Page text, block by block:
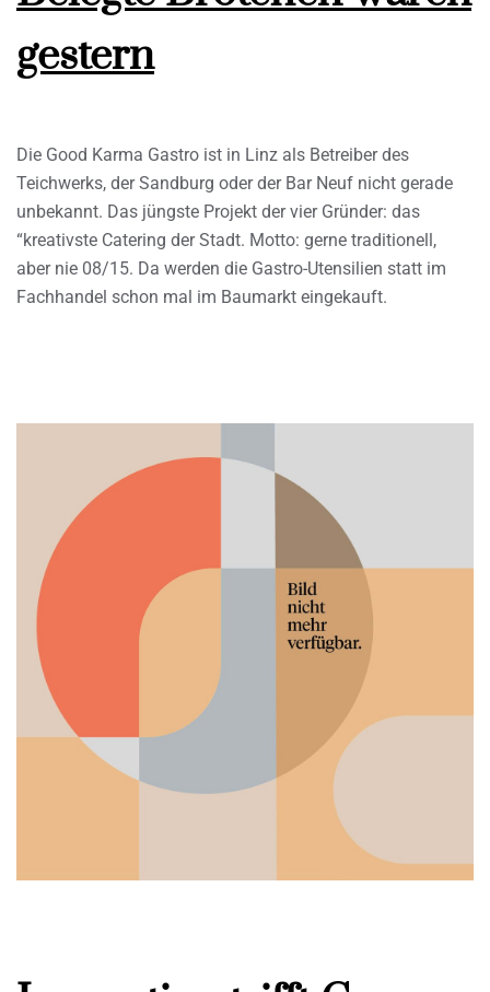
gestern
Die Good Karma Gastro ist in Linz als Betreiber des
Teichwerks, der Sandburg oder der Bar Neuf nicht gerade
unbekannt. Das jüngste Projekt der vier Gründer: das
“kreativste Catering der Stadt. Motto: gerne traditionell,
aber nie 08/15. Da werden die Gastro-Utensilien statt im
Fachhandel schon mal im Baumarkt eingekauft.